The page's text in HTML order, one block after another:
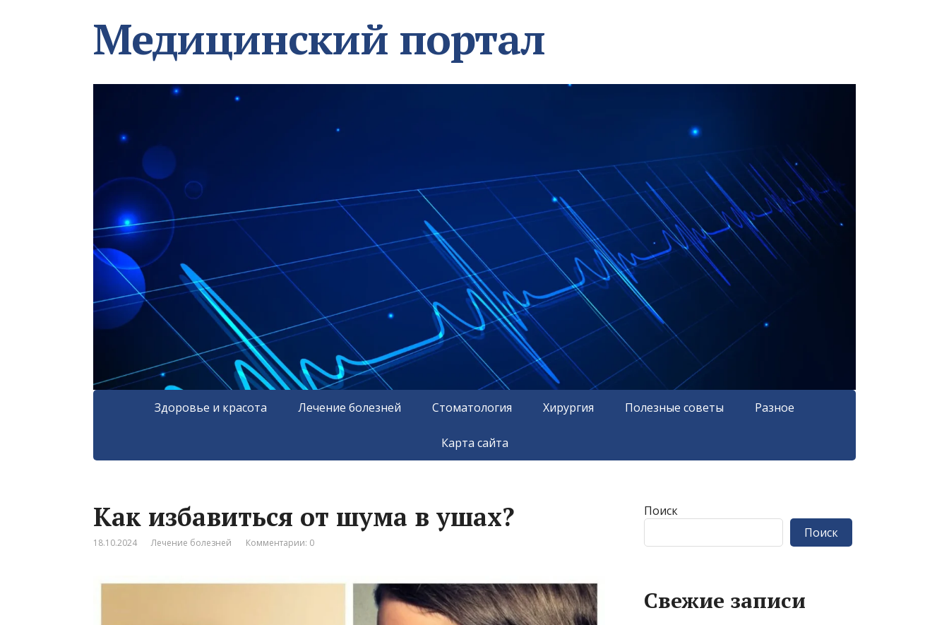
Медицинский портал
Здоровье и красота Лечение болезней Стоматология Хирургия Полезные советы Разное
Карта сайта
Как избавиться от шума в ушах?
18.10.2024 Лечение болезней Комментарии: 0
Поиск
Поиск
Свежие записи